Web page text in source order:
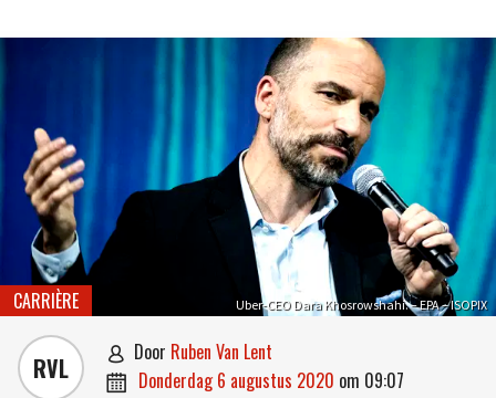
Uber-CEO Dara Khosrowshahi. – EPA – ISOPIX
CARRIÈRE
RVL  door Ruben Van Lent
 donderdag 6 augustus 2020 om 09:07